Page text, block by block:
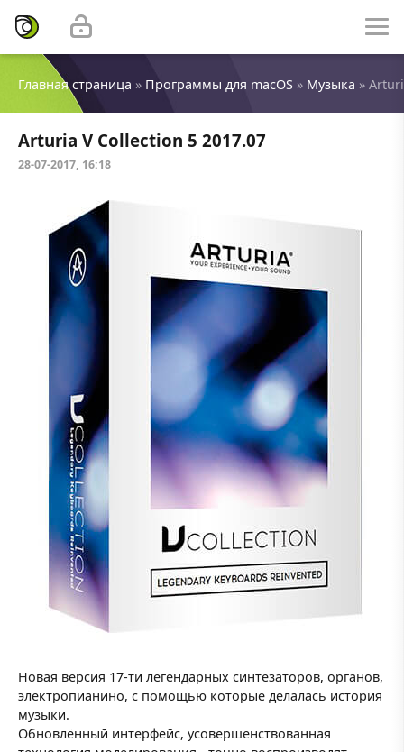
Главная страница » Программы для macOS » Музыка »
Arturia V Collection 5 2017.07
28-07-2017, 16:18
Новая версия 17-ти легендарных синтезаторов, органов,
электропианино, с помощью которые делалась история
музыки.
Обновлённый интерфейс, усовершенствованная